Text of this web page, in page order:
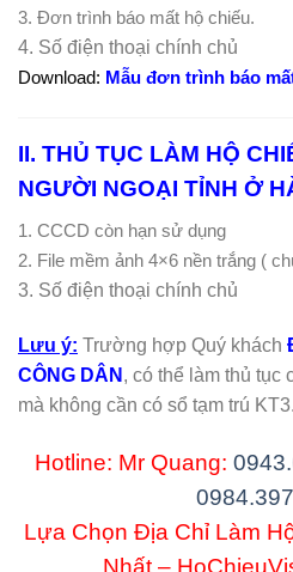
3. Đơn trình báo mất hộ chiếu.
4. Số điện thoại chính chủ
Download: Mẫu đơn trình báo
II. THỦ TỤC LÀM HỘ
NGƯỜI NGOẠI TỈNH Ở
1. CCCD còn hạn sử dụng
2. File mềm ảnh 4×6 nền trắng (
3. Số điện thoại chính chủ
Lưu ý: Trường hợp Quý khách
CÔNG DÂN , có thể làm thủ tục
mà không cần có sổ tạm trú
Hotline: Mr Quang:
Lựa Chọn Địa Chỉ Làm
Nhất –